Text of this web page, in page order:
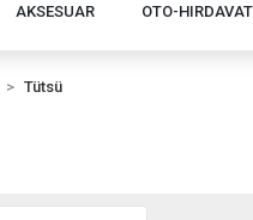
AKSESUAR OTO-HIRDAVAT
Tütsü